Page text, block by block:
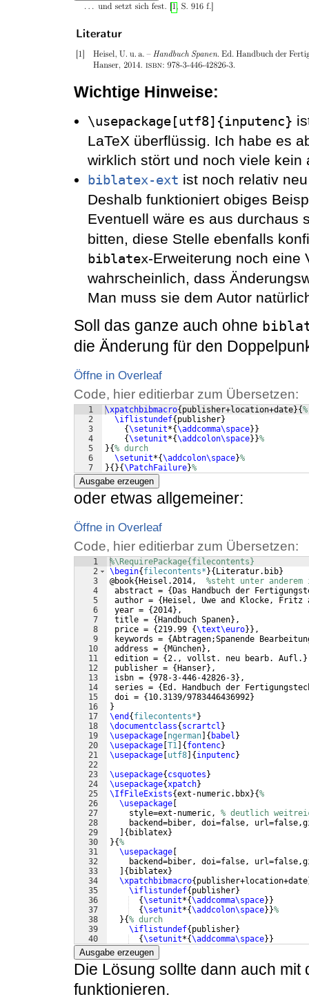
Wichtige Hinweise:
\usepackage[utf8]{inputenc}
LaTeX überflüssig. Ich habe es
wirklich stört und noch viele kein
biblatex-ext ist noch relativ
Deshalb funktioniert obiges
Eventuell wäre es aus durchaus
bitten, diese Stelle ebenfalls
biblatex-Erweiterung noch eine
wahrscheinlich, dass
Man muss sie dem Autor
Soll das ganze auch ohne
die Änderung für den
Öffne in Overleaf
Code, hier editierbar zum Übersetzen:
1
2
3
4
5
6
7
\xpatchbibmacro{ publisher+location+date}{
\iflistundef{ publisher}
{\setunit*{\addcomma\space}}
{\setunit*{\addcolon\space}}%
}{% durch
\setunit*{\addcolon\space}%
}{ }{\PatchFailure}%
Ausgabe erzeugen
oder etwas allgemeiner:
Öffne in Overleaf
Code, hier editierbar zum Übersetzen:
1
2
3
4
5
6
7
8
9
10
11
12
13
14
15
16
17
18
19
20
21
22
23
24
25
26
27
28
29
30
31
32
33
34
35
36
37
38
39
40
41
%\RequirePackage{filecontents}
\begin{ filecontents* }{ Literatur.bib}
@book{ Heisel.2014, %steht unter
abstract = { Das Handbuch der
author = { Heisel, Uwe and Klocke, Fritz
year = {2014} ,
title = { Handbuch Spanen} ,
price = {219.99 {\text\euro}} ,
keywords = {Abtragen;Spanende
address = { München} ,
edition = {2., vollst. neu bearb. Aufl. }
publisher = { Hanser} ,
isbn = {978-3-446-42826-3} ,
series = { Ed. Handbuch der
doi = { 10.3139/9783446436992}
}
\end { filecontents* }
\documentclass{ scrartcl }
\usepackage ngerman { babel }
\usepackage T1 { fontenc}
\usepackage utf8 { inputenc}
\usepackage{ csquotes }
\usepackage{xpatch}
\IfFileExists{ext-numeric.bbx}{%
\usepackage
    style=ext-numeric,
% deutlich
backend=biber, doi=false,
{ biblatex}
}{%
\usepackage
backend=biber, doi=false,
{ biblatex}
\xpatchbibmacro{ publisher+location+date
\iflistundef{ publisher}
{\setunit*{\addcomma\space}}
{\setunit*{\addcolon\space}}%
}{% durch
\iflistundef{ publisher}
{\setunit*{\addcomma\space}}
{\setunit
Ausgabe erzeugen
Die Lösung sollte dann auch
funktionieren.